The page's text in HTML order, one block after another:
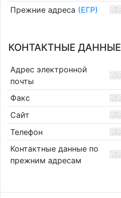
Прежние адреса (ЕГР)
КОНТАКТНЫЕ ДАННЫЕ
Адрес электронной
почты
Факс
Сайт
Телефон
Контактные данные по
прежним адресам